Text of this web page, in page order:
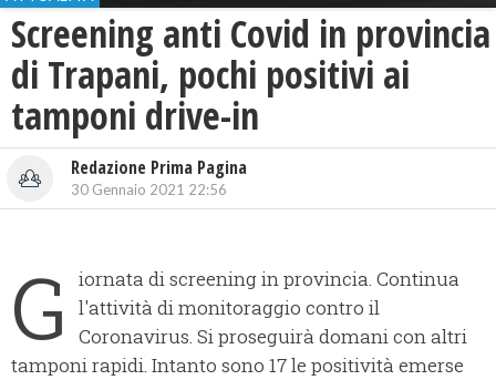
Screening anti Covid in provincia
di Trapani, pochi positivi ai
tamponi drive-in
Redazione Prima Pagina
30 Gennaio 2021 22:56
G
iornata di screening in provincia. Continua
l'attività di monitoraggio contro il
Coronavirus. Si proseguirà domani con altri
tamponi rapidi. Intanto sono 17 le positività emerse